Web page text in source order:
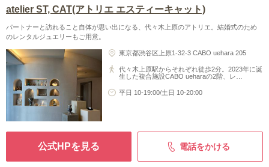
atelier ST, CAT(アトリエ エスティーキャット)
パートナーと訪れること自体が思い出になる、代々木上原のアトリエ。結婚式のため
のレンタルジュエリーもご用意。
東京都渋谷区上原1-32-3 CABO uehara 205
代々木上原駅からそれぞれ徒歩2分。2023年に誕
生した複合施設CABO ueharaの2階、レ…
平日 10-19:00/土日 10-20:00
公式HPを見る 電話をかける